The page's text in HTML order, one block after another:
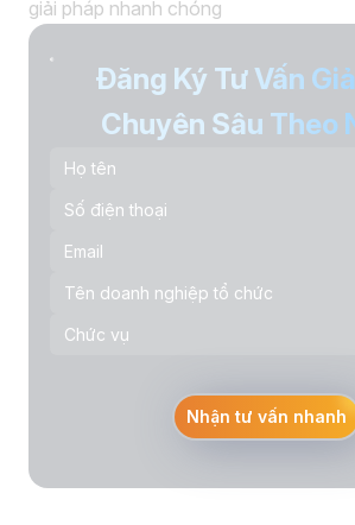
giải pháp nhanh chóng
Đăng Ký Tư Vấn
Chuyên Sâu Theo
Nhận tư vấn nhanh